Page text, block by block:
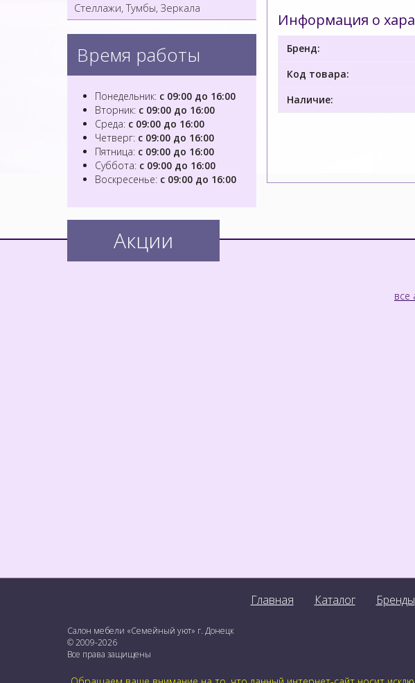
Информация о
Бренд:
Код товара:
Наличие:
Стеллажи, Тумбы, Зеркала
Время работы
Понедельник: с 09:00 до 16:00
Вторник: с 09:00 до 16:00
Среда: с 09:00 до 16:00
Четверг: с 09:00 до 16:00
Пятница: с 09:00 до 16:00
Суббота: с 09:00 до 16:00
Воскресенье: с 09:00 до 16:00
Акции
все
Главная Каталог Бренды
Салон мебели «Семейный уют» г. Донецк
© 2009-2026
Все права защищены